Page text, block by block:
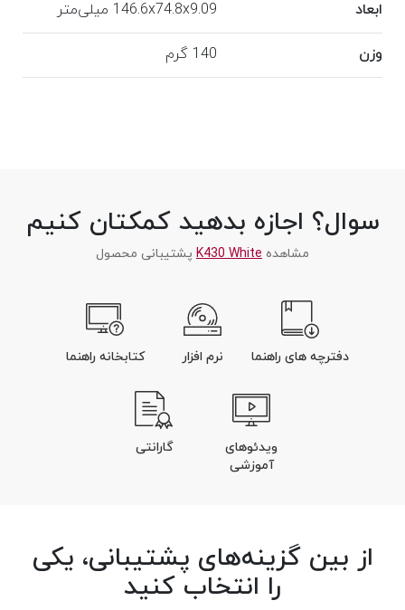
ابعاد 146.6x74.8x9.09 میلی‌متر
وزن 140 گرم
سوال؟ اجازه بدهید کمکتان کنیم
مشاهده K430 White پشتیبانی محصول
دفترچه های راهنما نرم افزار کتابخانه راهنما
ویدئوهای
آموزشی
گارانتی
از بین گزینه‌های پشتیبانی، یکی
را انتخاب کنید